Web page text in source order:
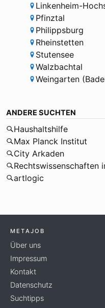
Linkenheim-
Pfinztal
Philippsburg
Rheinstetten
Stutensee
Walzbachtal
Weingarten
ANDERE SUCHTEN
Haushaltshilfe
Max Planck Institut
City Arkaden
Rechtswissenschaften
artlogic
METAJOB
Über uns
Impressum
Kontakt
Datenschutz
Suchtipps